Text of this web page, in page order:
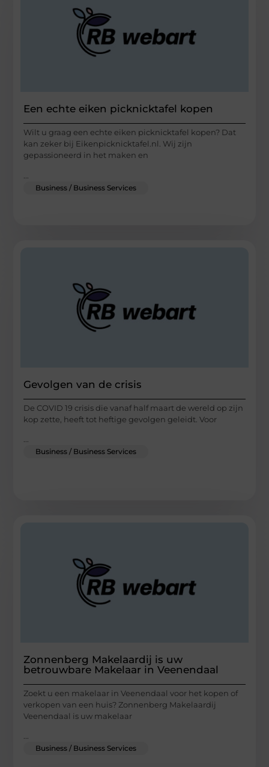
Een echte eiken picknicktafel kopen
Wilt u graag een echte eiken picknicktafel kopen? Dat
kan zeker bij Eikenpicknicktafel.nl. Wij zijn
gepassioneerd in het maken en
Business / Business Services
Gevolgen van de crisis
De COVID 19 crisis die vanaf half maart de wereld op zijn
kop zette, heeft tot heftige gevolgen geleidt. Voor
Business / Business Services
Zonnenberg Makelaardij is uw
betrouwbare Makelaar in Veenendaal
Zoekt u een makelaar in Veenendaal voor het kopen of
verkopen van een huis? Zonnenberg Makelaardij
Veenendaal is uw makelaar
...
Business / Business Services